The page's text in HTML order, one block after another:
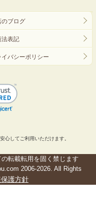
のブログ
法表記
イバシーポリシー
心してご利用いただけます。
転載転用を固く禁じます
2006-2026. All Rights
護方針